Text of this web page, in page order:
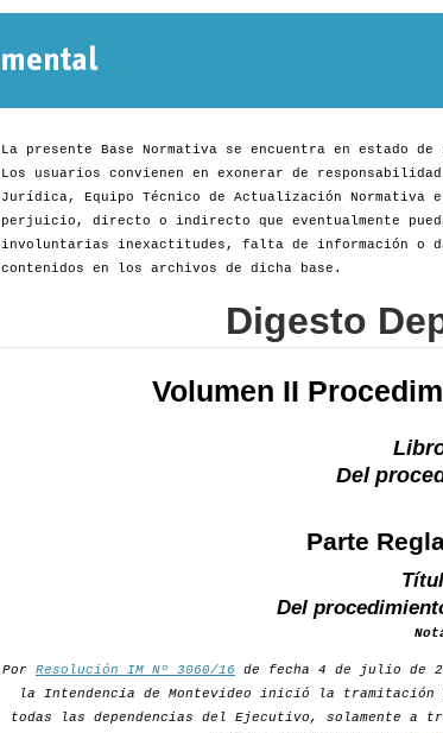
La presente Base Normativa se encuentra en estado
Los usuarios convienen en exonerar de
Jurídica, Equipo Técnico de Actualización
perjuicio, directo o indirecto que eventualmente
involuntarias inexactitudes, falta de información o
contenidos en los archivos de dicha base.
Digesto
Volumen II
Del
Parte
Del
Por Resolución IM Nº 3060/16 de fecha 4 de julio de
la Intendencia de Montevideo inició la
todas las dependencias del Ejecutivo, solamente a